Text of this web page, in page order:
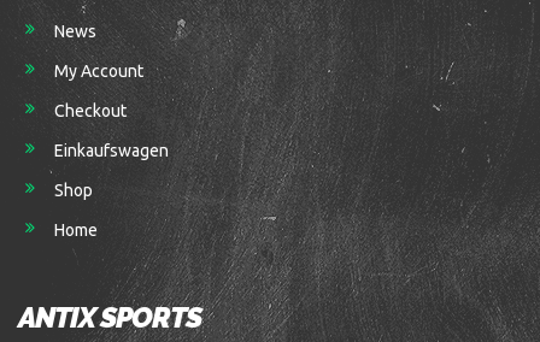
News
My Account
Checkout
Einkaufswagen
Shop
Home
ANTIX SPORTS